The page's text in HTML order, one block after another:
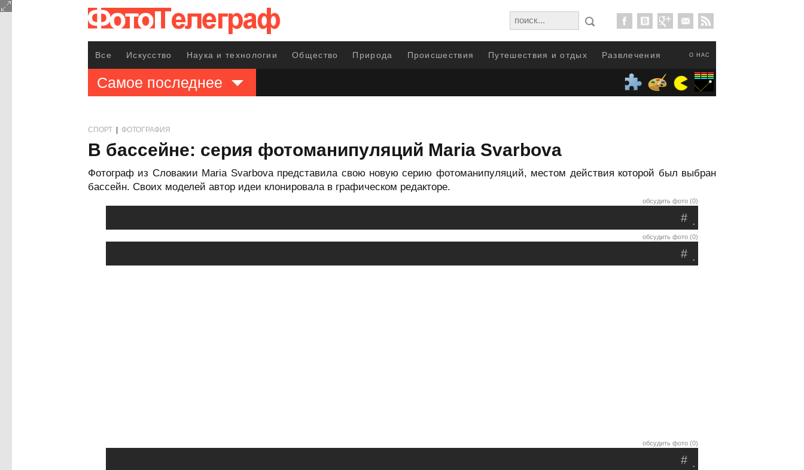
О НАС
Все Искусство Наука и технологии Общество Природа Происшествия Путешествия и отдых Развлечения
Самое последнее
СПОРТ ФОТОГРАФИЯ
В бассейне: серия фотоманипуляций Maria Svarbova
Фотограф из Словакии Maria Svarbova представила свою новую серию фотоманипуляций, местом действия которой был выбран
бассейн. Своих моделей автор идеи клонировала в графическом редакторе.
обсудить фото (0)
.
#
обсудить фото (0)
.
#
обсудить фото (0)
.
#